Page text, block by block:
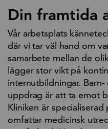
Din framtida
Vår arbetsplats
där vi tar väl hand om
samarbete mellan de
lägger stor vikt på
internutbildningar.
uppdrag är att ta emot
Kliniken är
omfattar medicinsk